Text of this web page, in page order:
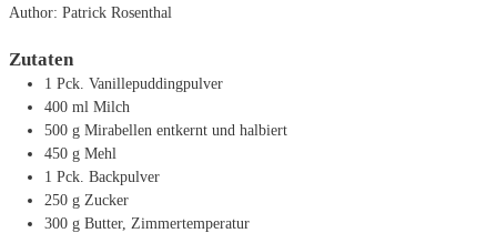
Author: Patrick Rosenthal
Zutaten
1 Pck. Vanillepuddingpulver
400 ml Milch
500 g Mirabellen entkernt und halbiert
450 g Mehl
1 Pck. Backpulver
250 g Zucker
300 g Butter, Zimmertemperatur